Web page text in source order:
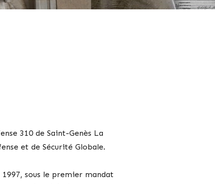
310 de Saint-Genès La
et de Sécurité Globale.
sous le premier mandat